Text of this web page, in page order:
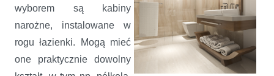
wyborem są kabiny
narożne, instalowane w
rogu łazienki. Mogą mieć
one praktycznie dowolny